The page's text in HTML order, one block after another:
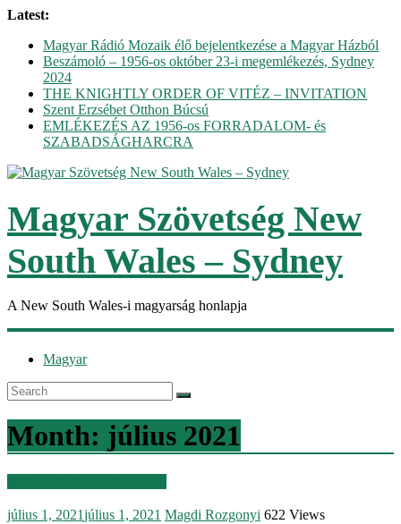
Latest:
Magyar Rádió Mozaik élő bejelentkezése a Magyar Házból
Beszámoló – 1956-os október 23-i megemlékezés, Sydney
2024
THE KNIGHTLY ORDER OF VITÉZ – INVITATION
Szent Erzsébet Otthon Búcsú
EMLÉKEZÉS AZ 1956-os FORRADALOM- és
SZABADSÁGHARCRA
Magyar Szövetség New
South Wales – Sydney
A New South Wales-i magyarság honlapja
Magyar
Month: július 2021
július 1, 2021július 1, 2021 Magdi Rozgonyi 622 Views